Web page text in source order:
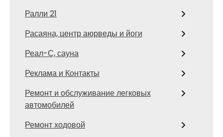
Ралли 21
Расаяна, центр аюрведы и йоги
Реал-С, сауна
Реклама и Контакты
Ремонт и обслуживание легковых
автомобилей
Ремонт ходовой